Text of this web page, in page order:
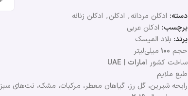
دسته: ادکلن مردانه, ادکلن, ادکلن زنانه
برچسب: ادکلن عربی
برند: بلاد المیسک
حجم 100 میلی‌لیتر
ساخت کشور امارات |
UAE
طبع ملایم
رایحه شیرین، گل رز، گیاهان معطر، مرکبات، مشک، نت‌های سبز